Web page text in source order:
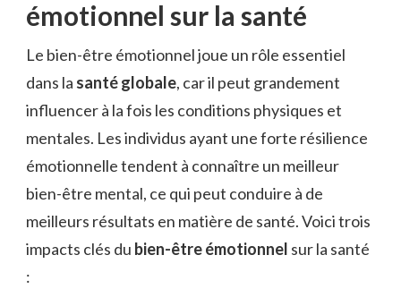
émotionnel sur la santé
Le bien-être émotionnel joue un rôle essentiel
dans la santé globale, car il peut grandement
influencer à la fois les conditions physiques et
mentales. Les individus ayant une forte résilience
émotionnelle tendent à connaître un meilleur
bien-être mental, ce qui peut conduire à de
meilleurs résultats en matière de santé. Voici trois
impacts clés du bien-être émotionnel sur la santé
: